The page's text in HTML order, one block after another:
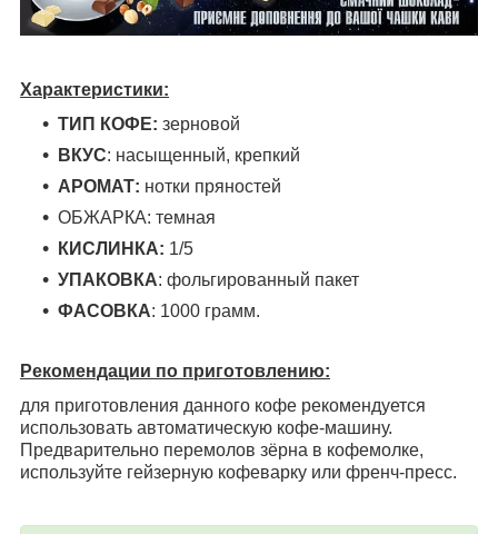
Характеристики:
ТИП КОФЕ: зерновой
ВКУС: насыщенный, крепкий
АРОМАТ: нотки пряностей
ОБЖАРКА: темная
КИСЛИНКА: 1/5
УПАКОВКА: фольгированный пакет
ФАСОВКА: 1000 грамм.
Рекомендации по приготовлению:
для приготовления данного кофе рекомендуется
использовать автоматическую кофе-машину.
Предварительно перемолов зёрна в кофемолке,
используйте гейзерную кофеварку или френч-пресс.